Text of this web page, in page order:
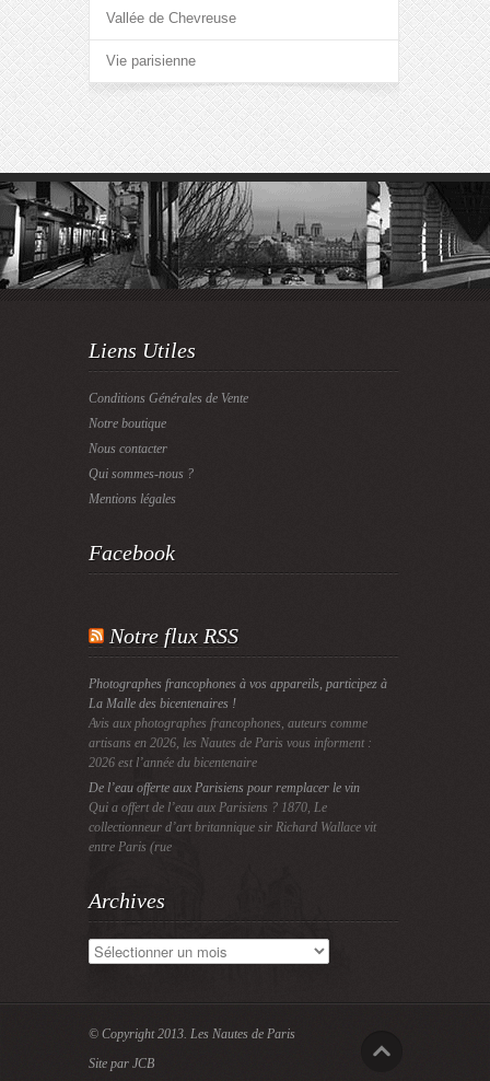
Vallée de Chevreuse
Vie parisienne
Liens Utiles
Conditions Générales de Vente
Notre boutique
Nous contacter
Qui sommes-nous ?
Mentions légales
Facebook
Notre flux RSS
Photographes francophones à vos appareils, participez à
La Malle des bicentenaires !
Avis aux photographes francophones, auteurs comme
artisans en 2026, les Nautes de Paris vous informent :
2026 est l’année du bicentenaire
De l’eau offerte aux Parisiens pour remplacer le vin
Qui a offert de l’eau aux Parisiens ? 1870, Le
collectionneur d’art britannique sir Richard Wallace vit
entre Paris (rue
Archives
Archives
© Copyright 2013. Les Nautes de Paris
Site par JCB